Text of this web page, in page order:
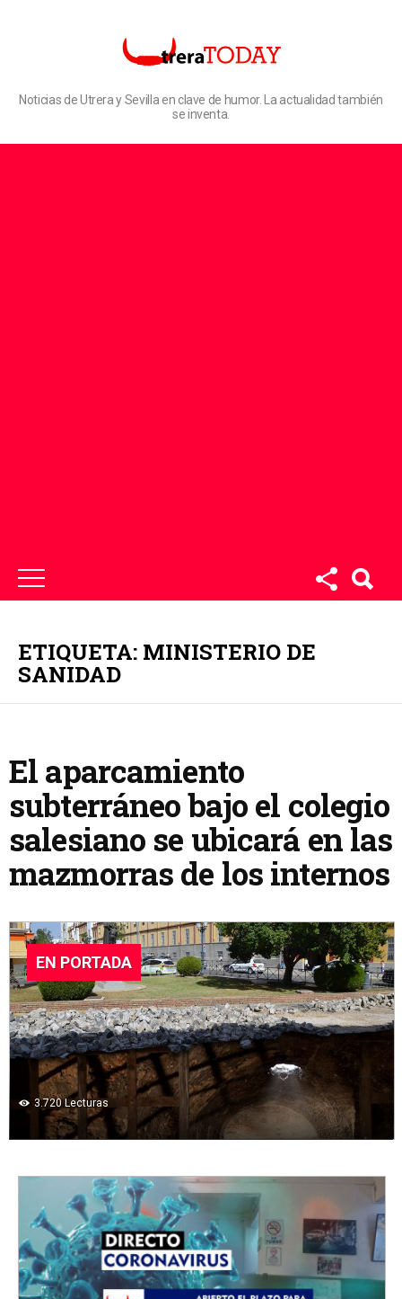
Noticias de Utrera y Sevilla en clave de humor. La actualidad también
se inventa.
ETIQUETA: MINISTERIO DE
SANIDAD
El aparcamiento
subterráneo bajo el colegio
salesiano se ubicará en las
mazmorras de los internos
EN PORTADA
3.720Lecturas